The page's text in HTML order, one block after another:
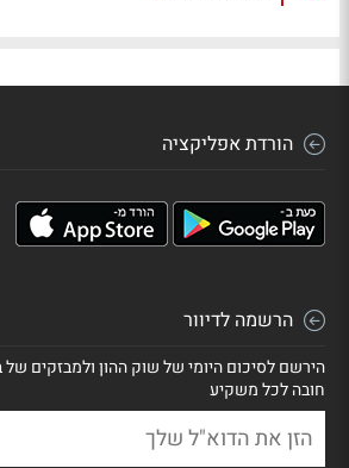
הורדת אפליקציה
הרשמה לדיוור
הירשם לסיכום היומי של שוק ההון ולמבזקים של
חובה לכל משקיע